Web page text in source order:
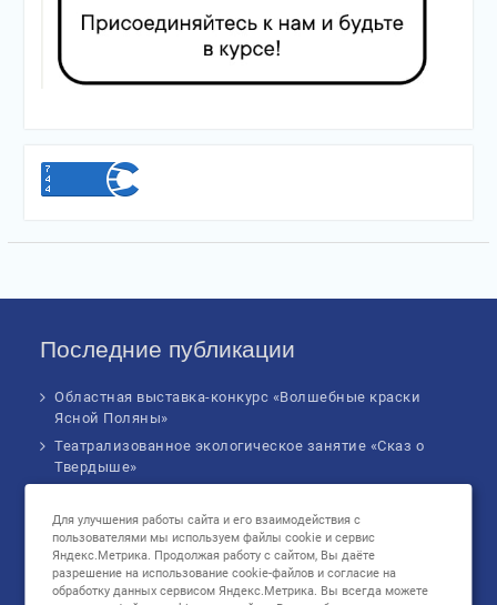
Последние публикации
Областная выставка-конкурс «Волшебные краски
Ясной Поляны»
Театрализованное экологическое занятие «Сказ о
Твердыше»
форума
Музыкальное бинго!
Познавательное занятие «В сердце России: флаг
родной страны», посвященное Дню
Для улучшения работы сайта и его взаимодействия с
пользователями мы используем файлы cookie и сервис
Яндекс.Метрика. Продолжая работу с сайтом, Вы даёте
разрешение на использование cookie-файлов и согласие на
обработку данных сервисом Яндекс.Метрика. Вы всегда можете